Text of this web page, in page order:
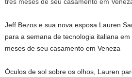
Jeff Bezos e sua nova esposa Lauren
para a semana de tecnologia italiana
meses de seu casamento em Veneza
Óculos de sol sobre os olhos, Lauren